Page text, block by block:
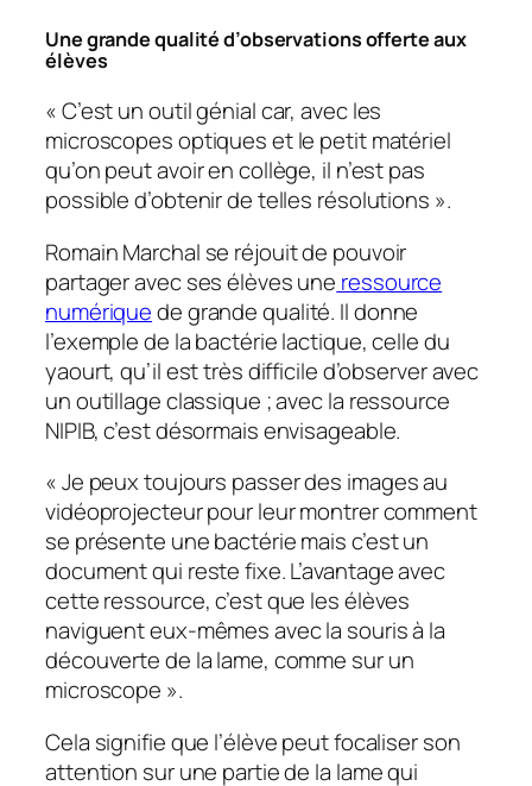
Une grande qualité d’observations offerte aux
élèves
«C’est un outil génial car, avec les
microscopes optiques et le petit matériel
qu’on peut avoir en collège, il n’est pas
possible d’obtenir de telles résolutions ».
Romain Marchal se réjouit de pouvoir
partager avec ses élèves une ressource
numériquede grande qualité. Il donne
l’exemple de la bactérie lactique, celle du
yaourt, qu’il est très difficile d’observer avec
un outillage classique ; avec la ressource
NIPIB, c’est désormais envisageable.
«Je peux toujours passer des images au
vidéoprojecteur pour leur montrer comment
se présente une bactérie mais c’est un
document qui reste fixe. L’avantage avec
cette ressource, c’est que les élèves
naviguent eux-mêmes avec la souris à la
découverte de la lame, comme sur un
microscope ».
Cela signifie que l’élève peut focaliser son
attention sur une partie de la lame qui